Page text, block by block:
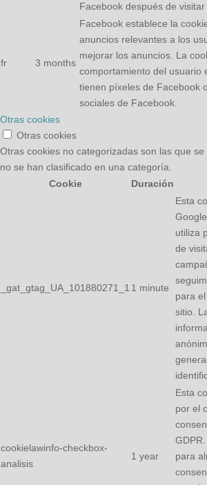
Facebook después de
fr 3 months
Facebook establece la
anuncios relevantes a los
mejorar los anuncios. La
comportamiento del usuario
tienen píxeles de Facebook
sociales de Facebook.
Otras cookies
Otras cookies
Otras cookies no categorizadas son las que
no se han clasificado en una categoría.
Cookie
Duración
_gat_gtag_UA_101880271_1 1 minute
Esta
utiliza
de
para
sitio.
cookielawinfo-checkbox-
analisis
1 year
Esta
por el
para